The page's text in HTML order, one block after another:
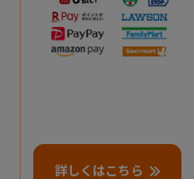
詳しくはこちら